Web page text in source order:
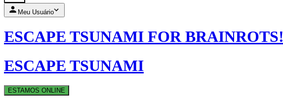
Meu Usuário
ESCAPE TSUNAMI FOR BRAINROTS!
ESCAPE TSUNAMI
ESTAMOS ONLINE